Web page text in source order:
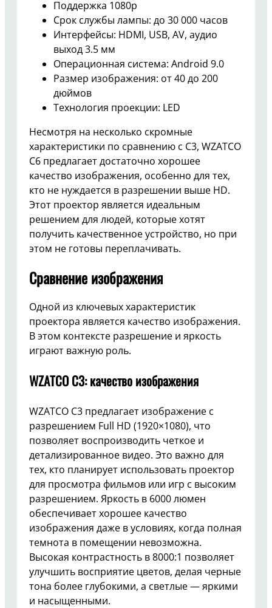
Поддержка 1080p
Срок службы лампы: до 30 000 часов
Интерфейсы: HDMI, USB, AV, аудио
выход 3.5 мм
Операционная система: Android 9.0
Размер изображения: от 40 до 200
дюймов
Технология проекции: LED
Несмотря на несколько скромные
характеристики по сравнению с C3, WZATCO
C6 предлагает достаточно хорошее
качество изображения, особенно для тех,
кто не нуждается в разрешении выше HD.
Этот проектор является идеальным
решением для людей, которые хотят
получить качественное устройство, но при
этом не готовы переплачивать.
Сравнение изображения
Одной из ключевых характеристик
проектора является качество изображения.
В этом контексте разрешение и яркость
играют важную роль.
WZATCO C3: качество изображения
WZATCO C3 предлагает изображение с
разрешением Full HD (1920×1080), что
позволяет воспроизводить четкое и
детализированное видео. Это важно для
тех, кто планирует использовать проектор
для просмотра фильмов или игр с высоким
разрешением. Яркость в 6000 люмен
обеспечивает хорошее качество
изображения даже в условиях, когда полная
темнота в помещении невозможна.
Высокая контрастность в 8000:1 позволяет
улучшить восприятие цветов, делая черные
тона более глубокими, а светлые — яркими
и насыщенными.